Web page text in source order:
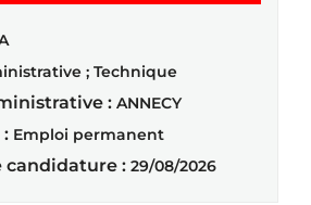
; Technique
: ANNECY
Emploi permanent
candidature : 29/08/2026